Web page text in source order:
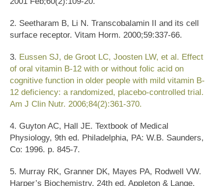
2. Seetharam B, Li N. Transcobalamin II and its cell
surface receptor. Vitam Horm. 2000;59:337-66.
3. Eussen SJ, de Groot LC, Joosten LW, et al. Effect
of oral vitamin B-12 with or without folic acid on
cognitive function in older people with mild vitamin B-
12 deficiency: a randomized, placebo-controlled trial.
Am J Clin Nutr. 2006;84(2):361-370.
4. Guyton AC, Hall JE. Textbook of Medical
Physiology, 9th ed. Philadelphia, PA: W.B. Saunders,
Co: 1996. p. 845-7.
5. Murray RK, Granner DK, Mayes PA, Rodwell VW.
Harper’s Biochemistry, 24th ed. Appleton & Lange,